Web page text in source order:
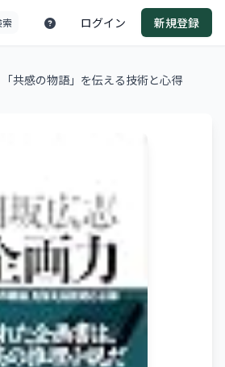
索 ログイン 新規登録
共感の物語」を伝える技術と心得